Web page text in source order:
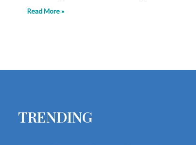
Read More »
TRENDING